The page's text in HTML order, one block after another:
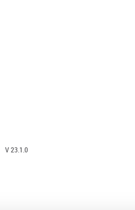
V 23.1.0